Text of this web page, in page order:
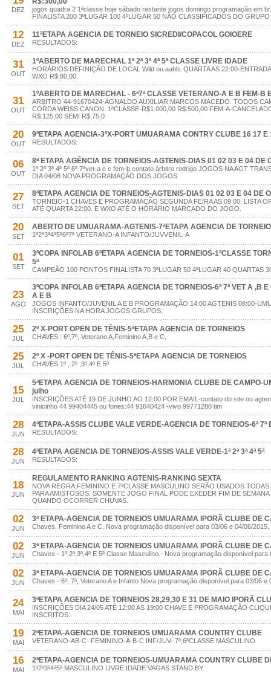
DEZ
jogos quadra 2 1ªclasse hoje sábado restante jogos domingo programação em
FINALISTA 200 3ºLUGAR 100 4ºLUGAR 50 NÃO CLASSIFICADOS DO
12
DEZ
11ªETAPA AGENCIA DE TORNEIO SICREDI/COPACOL GOIOERE
RESULTADOS:
31
OUT
1ºABERTO DE MARECHAL 1ª 2ª 3ª 4ª 5ª CLASSE LIVRE IDADE
HORÁRIOS DEFINIÇÃO DE LOCAL Wild ou aabb. QUARTA AS 22:00-
WXO R$:80,00.
31
OUT
1ºABERTO DE MARECHAL - 6ª7ª CLASSE VETERANO-A E B FEM-B
ARBITRO 44-91670424-AGNALDO AUXILIAR:MARCOS MACEDO. TODOS
CORDA WEISS CANON. 1ªCLASSE-R$1.000,00 R$:500,00 FEM-A-
R$:125,00 SEMI R$:75,0
20
OUT
9ªETAPA AGENCIA-3ºX-PORT UMUARAMA CONTRY CLUBE 16 17 E
RESULTADOS:
06
OUT
8ª ETAPA AGÊNCIA DE TORNEIOS-AGTENIS-DIAS 01 02 03 E 04 DE
1ª 2ª 3ª 4ª 5ª 6ª 7ªvet-a e c fem-b contato árbitro rodrigo JOGOS NA AGT
DIA 04/08 NOVA PROGRAMAÇÃO DOS JOGOS
27
SET
8ªETAPA AGENCIA DE TORNEIOS-AGTENIS-DIAS 01 02 03 E 04 DE
TORNEIO-1 CHAVES E PROGRAMAÇÃO SEGUNDA FEIRA AS 09:00. LISTA
ATÉ QUARTA 22:00. E WXO ATÉ O HORÁRIO MARCADO DO JOGO.
20
SET
ABERTO DE UMUARAMA-AGTENIS-7ªETAPA AGENCIA DE
1ª2ª3ª4ª5ª6ª7ª VETERANO-A INFANTO/JUVVENIL-A
01
SET
3ªCOPA INFOLAB 6ªETAPA AGENCIA DE TORNEIOS-1ªCLASSE
5ª
CAMPEÃO 100 PONTOS FINALISTA 70 3ªLUGAR 50 4ªLUGAR 40 QUARTAS
23
AGO
3ªCOPA INFOLAB 6ªETAPA AGENCIA DE TORNEIOS-6ª 7ª VET A ,B
A E B
JOGOS INFANTO/JUVENIL A E B PROGRAMAÇÃO 14:00 AGTENIS 08:00-
INSCRIÇÕES NA HORA JOGOS GRUPOS.
25
JUL
2º X-PORT OPEN DE TÊNIS-5ªETAPA AGENCIA DE TORNEIOS
CHAVES : 6º,7º, Veterano A,Feminino A,B e C,
25
JUL
2º X -PORT OPEN DE TÊNIS-5ªETAPA AGENCIA DE TORNEIOS
CHAVES 1º , 2º ,3º,4º E 5º
15
JUL
5ªETAPA AGENCIA DE TORNEIOS-HARMONIA CLUBE DE CAMPO-
julho
INSCRIÇÕES ATÉ 19 DE JUNHO AO 12:00.POR EMAIL-contato do site ou
vinicinho 44 99404445 ou fones:44 91640424 -vivo 99771280 tim
28
JUN
4ªETAPA-ASSIS CLUBE VALE VERDE-AGENCIA DE TORNEIOS-6ª 7ª
RESULTADOS:
28
JUN
4ªETAPA AGENCIA DE TORNEIOS-ASSIS VALE VERDE-1ª 2ª 3ª 4ª 5ª
RESULTADOS:
18
JUN
REGULAMENTO RANKING AGTENIS-RANKING SEXTA
NOVA REGRA:FEMININO E 7ªCLASSE MASCULINO SERÃO USADOS
PARA AMISTOSOS. SOMENTE JOGO FINAL PODE EXEDER FIM DE
QUANDO OCORRER CHUVAS.
02
JUN
3ª ETAPA-AGENCIA DE TORNEIOS UMUARAMA IPORÃ CLUBE DE
Chaves. Feminino A e C. Nova programação disponível para 03/06 e 04/06/2015.
02
JUN
3ª ETAPA-AGENCIA DE TORNEIOS UMUARAMA IPORÃ CLUBE DE
Chaves - 1ª,2ª,3ª,4ª E 5ª Classe Masculino.- Nova programação disponível para
02
JUN
3ª ETAPA-AGENCIA DE TORNEIOS UMUARAMA IPORÃ CLUBE DE
Chaves - 6ª, 7ª, Veterano A e Infanto Nova programação disponível para 03/06 e
24
MAI
3ªETAPA AGENCIA DE TORNEIOS 28,29,30 E 31 DE MAIO IPORÃ
INSCRIÇÕES DIA 24/05 ATÉ 12:00 AS 19:00 CHAVE E PROGRAMAÇÃO
INSCRITOS:
19
MAI
2ªETAPA-AGENCIA DE TORNEIOS UMUARAMA COUNTRY CLUBE
VETERANO-AB-C- FEMININO-A-B-C INF/JUV- 7ª,6ªCLASSE MASCULINO
16
MAI
2ªETAPA-AGENCIA DE TORNEIOS-UMUARAMA COUNTRY CLUBE
1ª2ª3ª4ª5ª MASCULINO LIVRE IDADE VAGAS STAND BY